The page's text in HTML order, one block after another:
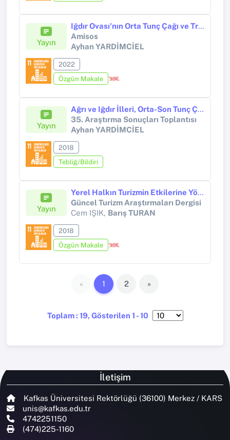
Yayın
Iğdır Ovası'nın Orta Tunç Çağı ve Transhümanist Yaşamdaki Rolü
Amisos
Ayhan YARDİMCİEL
2022
Özgün Makale
Yayın
Ağrı ve Iğdır İlleri, Orta-Son Tunç Çağı Aras Boyalıları Kültürü Kale, Nekropol, Yerleşim Yeri ve Çanak Çömlekleri Yüzey Araştırması 2016
35. Araştırma Sonuçları Toplantısı
Ayhan YARDİMCİEL
2018
Tebliğ/Bildiri
Yayın
Yerel Halkın Turizmin Etkilerine Yönelik Algısı: İzmir İli Üzerine Bir Uygulama
Güncel Turizm Araştırmaları Dergisi
Cem IŞIK, Barış TURAN
2018
Özgün Makale
Toplam : 19, Gösterilen 1 - 10
« 1 2 »
İletişim
Kafkas Üniversitesi Rektörlüğü (36100) Merkez / KARS
unis@kafkas.edu.tr
4742251150
(474)225-1160